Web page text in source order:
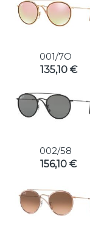
001/7O
135,10 €
002/58
156,10 €